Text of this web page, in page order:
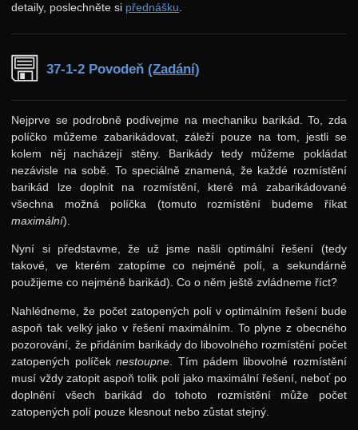
detaily, poslechněte si přednášku
37-1-2 Povodeň(Zadání)
Nejprve se podrobně podívejme na mechaniku barikád. To, zda
políčko můžeme zabarikádovat, záleží pouze na tom, jestli se
kolem něj nacházejí stěny. Barikády tedy můžeme pokládat
nezávisle na sobě. To speciálně znamená, že každé rozmístění
barikád lze doplnit na rozmístění, které má zabarikádované
všechna možná políčka (tomuto rozmístění budeme říkat
maximální).
Nyní si představme, že už jsme našli optimální řešení (tedy
takové, ve kterém zatopíme co nejméně polí, a sekundárně
použijeme co nejméně barikád). Co o něm ještě zvládneme říct?
Nahlédneme, že počet zatopených polí v optimálním řešení bude
aspoň tak velký jako v řešení maximálním. To plyne z obecného
pozorování, že přidáním barikády do libovolného rozmístění počet
zatopených políčeknestoupne . Tím pádem libovolné rozmístění
musí vždy zatopit aspoň tolik polí jako maximální řešení, neboť po
doplnění všech barikád do tohoto rozmístění může počet
zatopených polí pouze klesnout nebo zůstat stejný.